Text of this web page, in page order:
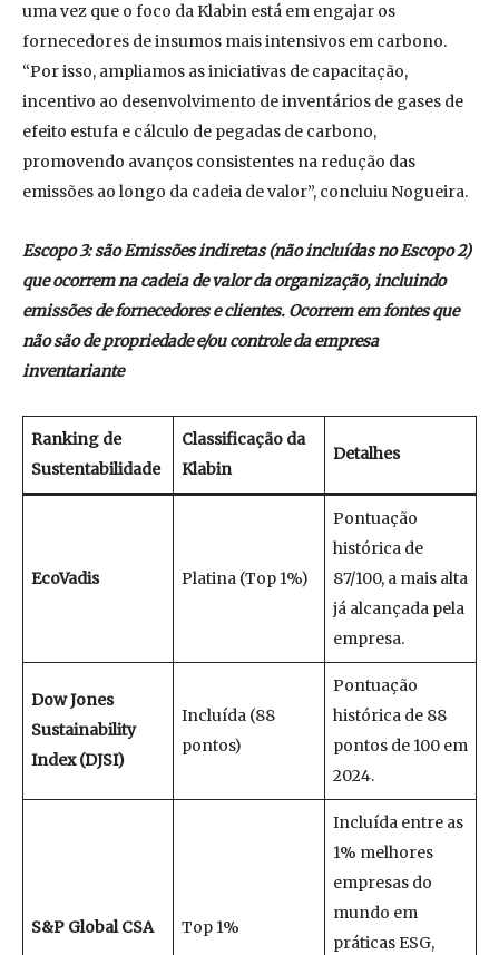
uma vez que o foco da Klabin está em engajar os
fornecedores de insumos mais intensivos em carbono.
“Por isso, ampliamos as iniciativas de capacitação,
incentivo ao desenvolvimento de inventários de gases de
efeito estufa e cálculo de pegadas de carbono,
promovendo avanços consistentes na redução das
emissões ao longo da cadeia de valor”, concluiu Nogueira.
Escopo 3: são Emissões indiretas (não incluídas no Escopo 2)
que ocorrem na cadeia de valor da organização, incluindo
emissões de fornecedores e clientes. Ocorrem em fontes que
não são de propriedade e/ou controle da empresa
inventariante
Ranking de
Sustentabilidade
Classificação da
Klabin
Detalhes
EcoVadis Platina (Top 1%)
Pontuação
histórica de
87/100, a mais alta
já alcançada pela
empresa.
Dow Jones
Sustainability
Index (DJSI)
Incluída (88
pontos)
Pontuação
histórica de 88
pontos de 100 em
2024.
S&P Global CSA Top 1%
Incluída entre as
1% melhores
empresas do
mundo em
práticas ESG,